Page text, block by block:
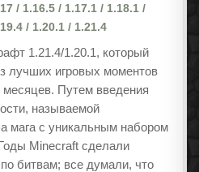
/ 1.16.5 / 1.17.1 / 1.18.1 /
/ 1.20.1 / 1.21.4
1.21.4/1.20.1, который
лучших игровых моментов
месяцев. Путем введения
называемой
мага с уникальным набором
Minecraft сделали
битвам; все думали, что